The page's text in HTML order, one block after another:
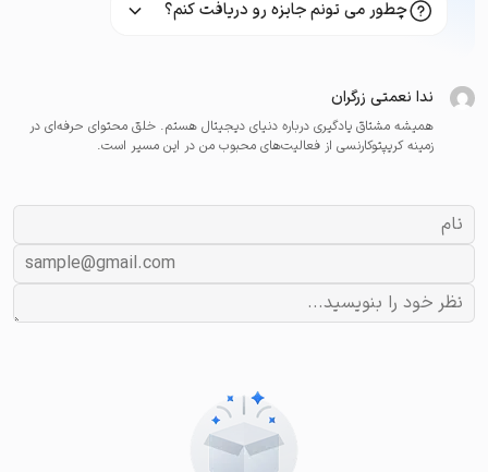
چطور می تونم جایزه رو دریافت کنم؟
ندا نعمتی زرگران
همیشه مشتاق یادگیری درباره دنیای دیجیتال هستم. خلق محتوای حرفه‌ای در
زمینه کریپتوکارنسی از فعالیت‌های محبوب من در این مسیر است.